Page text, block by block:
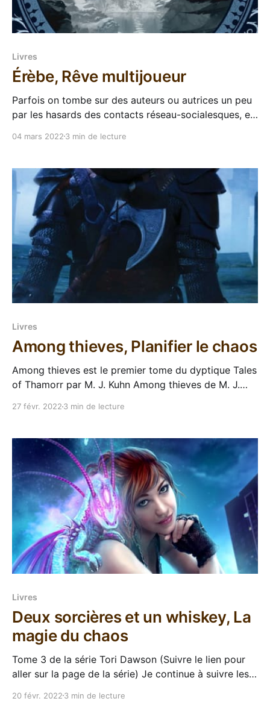
Livres
Érèbe, Rêve multijoueur
Parfois on tombe sur des auteurs ou autrices un peu
par les hasards des contacts réseau-socialesques, et
j'ai croisé l'œuvre de Rozenn Illiano la première fois.
non
04 mars 2022 3 min de lecture
Livres
Among thieves, Planifier le chaos
Among thieves est le premier tome du dyptique Tales
of Thamorr par M. J. Kuhn Among thieves de M. J.
27 févr. 2022 3 min de lecture
Livres
Deux sorcières et un whiskey, La
magie du chaos
Tome 3 de la série Tori Dawson (Suivre le lien pour
aller sur la page de la série) Je continue à suivre les
intitulé Deux sorcières et un whiskey, dans l'édition
20 févr. 2022 3 min de lecture